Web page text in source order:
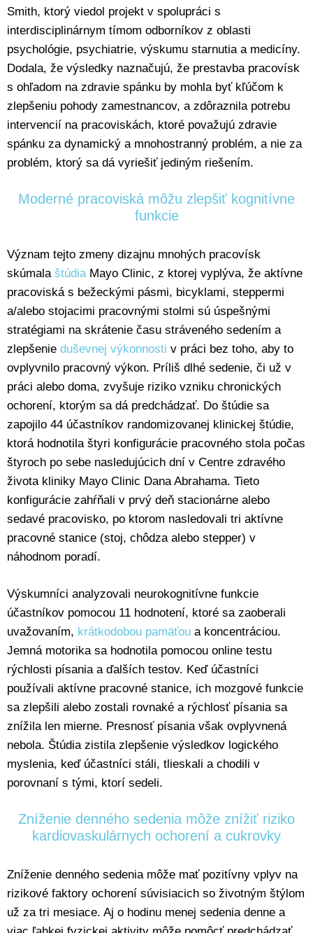
Smith, ktorý viedol projekt v spolupráci s
interdisciplinárnym tímom odborníkov z oblasti
psychológie, psychiatrie, výskumu starnutia a medicíny.
Dodala, že výsledky naznačujú, že prestavba pracovísk
s ohľadom na zdravie spánku by mohla byť kľúčom k
zlepšeniu pohody zamestnancov, a zdôraznila potrebu
intervencií na pracoviskách, ktoré považujú zdravie
spánku za dynamický a mnohostranný problém, a nie za
problém, ktorý sa dá vyriešiť jediným riešením.
Moderné pracoviská môžu zlepšiť kognitívne
funkcie
Význam tejto zmeny dizajnu mnohých pracovísk
skúmala štúdiaMayo Clinic, z ktorej vyplýva, že aktívne
pracoviská s bežeckými pásmi, bicyklami, steppermi
a/alebo stojacimi pracovnými stolmi sú úspešnými
stratégiami na skrátenie času stráveného sedením a
zlepšenie duševnej výkonnosti v práci bez toho, aby to
ovplyvnilo pracovný výkon. Príliš dlhé sedenie, či už v
práci alebo doma, zvyšuje riziko vzniku chronických
ochorení, ktorým sa dá predchádzať. Do štúdie sa
zapojilo 44 účastníkov randomizovanej klinickej štúdie,
ktorá hodnotila štyri konfigurácie pracovného stola počas
štyroch po sebe nasledujúcich dní v Centre zdravého
života kliniky Mayo Clinic Dana Abrahama. Tieto
konfigurácie zahŕňali v prvý deň stacionárne alebo
sedavé pracovisko, po ktorom nasledovali tri aktívne
pracovné stanice (stoj, chôdza alebo stepper) v
náhodnom poradí.
Výskumníci analyzovali neurokognitívne funkcie
účastníkov pomocou 11 hodnotení, ktoré sa zaoberali
uvažovaním, krátkodobou pamäťou a koncentráciou.
Jemná motorika sa hodnotila pomocou online testu
rýchlosti písania a ďalších testov. Keď účastníci
používali aktívne pracovné stanice, ich mozgové funkcie
sa zlepšili alebo zostali rovnaké a rýchlosť písania sa
znížila len mierne. Presnosť písania však ovplyvnená
nebola. Štúdia zistila zlepšenie výsledkov logického
myslenia, keď účastníci stáli, tlieskali a chodili v
porovnaní s tými, ktorí sedeli.
Zníženie denného sedenia môže znížiť riziko
kardiovaskulárnych ochorení a cukrovky
Zníženie denného sedenia môže mať pozitívny vplyv na
rizikové faktory ochorení súvisiacich so životným štýlom
už za tri mesiace. Aj o hodinu menej sedenia denne a